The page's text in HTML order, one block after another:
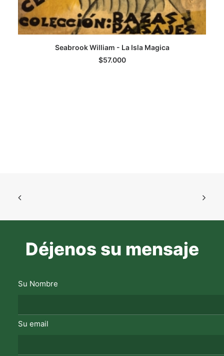
LEER MÁS
Seabrook William - La Isla Magica
$57.000
Déjenos su mensaje
Su Nombre
Su email